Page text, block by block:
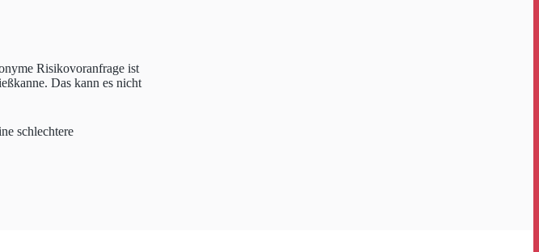
Risikovoranfrage ist
Das kann es nicht
schlechtere